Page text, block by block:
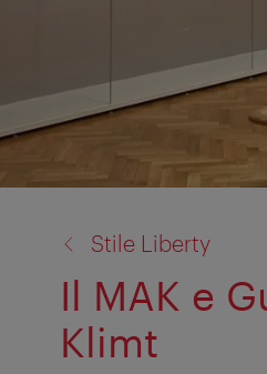
Stile Liberty
Il MAK e
Klimt